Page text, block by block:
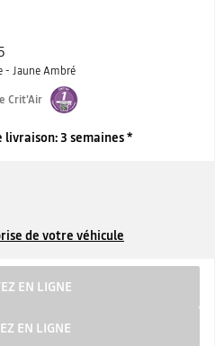
- Jaune Ambré
Crit'Air
livraison: 3 semaines *
de votre véhicule
EN LIGNE
EN LIGNE